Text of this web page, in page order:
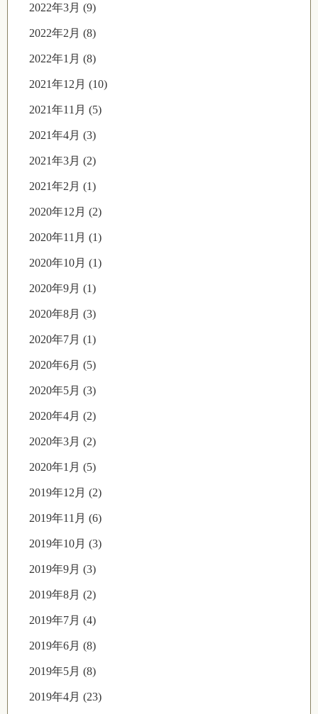
2022年3月 (9)
2022年2月 (8)
2022年1月 (8)
2021年12月 (10)
2021年11月 (5)
2021年4月 (3)
2021年3月 (2)
2021年2月 (1)
2020年12月 (2)
2020年11月 (1)
2020年10月 (1)
2020年9月 (1)
2020年8月 (3)
2020年7月 (1)
2020年6月 (5)
2020年5月 (3)
2020年4月 (2)
2020年3月 (2)
2020年1月 (5)
2019年12月 (2)
2019年11月 (6)
2019年10月 (3)
2019年9月 (3)
2019年8月 (2)
2019年7月 (4)
2019年6月 (8)
2019年5月 (8)
2019年4月 (23)